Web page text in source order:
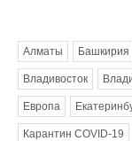
Алматы Башкирия
Владивосток
Европа
Карантин COVID-19